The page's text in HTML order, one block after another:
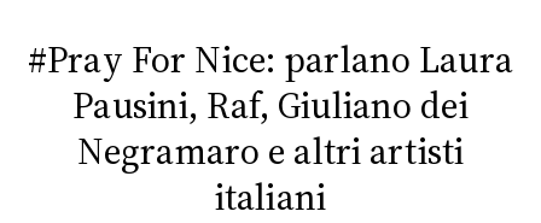
#Pray For Nice: parlano Laura
Pausini, Raf, Giuliano dei
Negramaro e altri artisti
italiani